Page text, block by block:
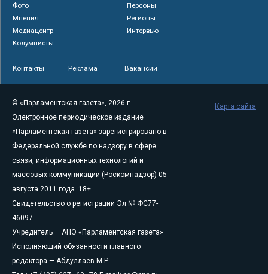
Фото
Персоны
Мнения
Регионы
Медиацентр
Интервью
Колумнисты
Контакты Реклама Вакансии
© «Парламентская газета», 2026 г.
Электронное периодическое издание
«Парламентская газета» зарегистрировано в
Федеральной службе по надзору в сфере
связи, информационных технологий и
массовых коммуникаций (Роскомнадзор) 05
августа 2011 года. 18+
Свидетельство о регистрации Эл № ФС77-
46097
Учредитель — АНО «Парламентская газета»
Исполняющий обязанности главного
редактора — Абдуллаев М.Р.
Карта сайта